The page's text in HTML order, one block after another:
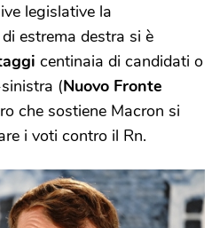
legislative la
estrema destra si è
centinaia di candidati o
(Nuovo Fronte
che sostiene Macron si
i voti contro il Rn.